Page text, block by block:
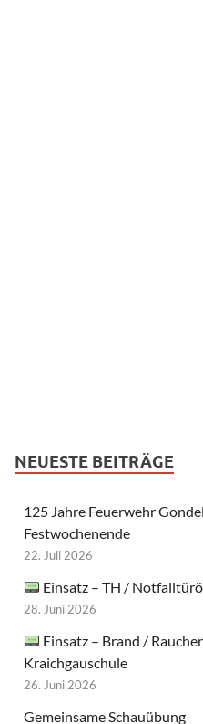
NEUESTE BEITRÄGE
125 Jahre Feuerwehr
Festwochenende
22. Juli 2026
Einsatz – TH /
28. Juni 2026
Einsatz – Brand /
Kraichgauschule
26. Juni 2026
Gemeinsame Schauübung